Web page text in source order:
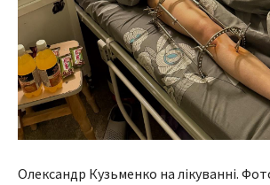
Олександр Кузьменко на лікуванні.